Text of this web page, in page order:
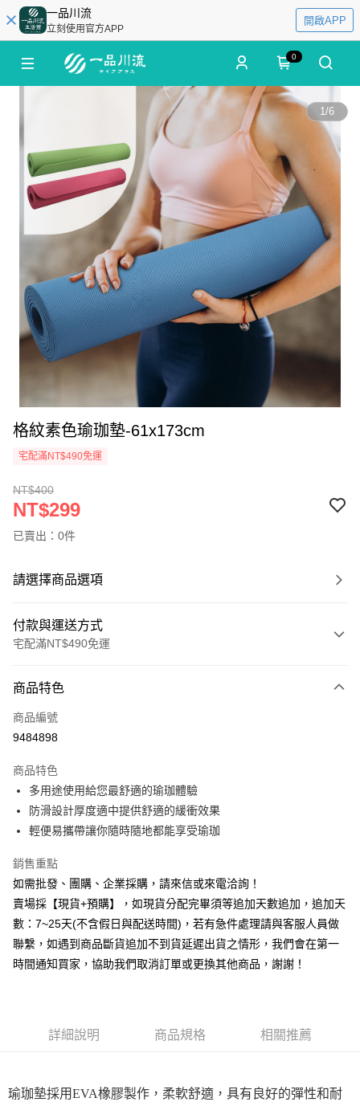
一品川流
立刻使用官方APP
開啟APP
0
1/6
格紋素色瑜珈墊-61x173cm
宅配滿NT$490免運
NT$400
NT$299
已賣出：0件
請選擇商品選項
付款與運送方式
宅配滿NT$490免運
信用卡一次付款
信用卡分期付款
合作金庫商業銀行
華南商業銀行
彰化商業銀行
上海商業儲蓄銀行
台北富邦商業銀行
國泰世華商業銀行
兆豐國際商業銀行
匯豐（台灣）商業銀行
聯邦商業銀行
遠東國際商業銀行
元大商業銀行
永豐商業銀行
台新國際商業銀行
中國信託商業銀行
台灣樂天信用卡公司
6 期 0 利率 每期
華南商業銀行
彰化商業銀行
上海商業儲蓄銀行
台北富邦商業銀行
臺灣中小企業銀行
匯豐（台灣）商業銀行
華泰商業銀行
聯邦商業銀行
遠東國際商業銀行
元大商業銀行
永豐商業銀行
玉山商業銀行
星展（台灣）商業銀行
台灣樂天信用卡公司
12 期 0 利率 每期NT$24
合作金庫商業銀行
第一商業銀行
上海商業儲蓄銀行
國泰世華商業銀行
兆豐國際商業銀行
臺灣中小企業銀行
台中商業銀行
匯豐（台灣）商業銀行
華泰商業銀行
聯邦商業銀行
遠東國際商業銀行
元大商業銀行
永豐商業銀行
玉山商業銀行
星展（台灣）商業銀行
LINE Pay
Apple Pay
街口支付
悠遊付
全盈+PAY
AFTEE先享後付是「在收到商品之後才付款」的支付方式。 讓您購物簡單
３．安心：先確認商品／服務後，再付款。
ATM付款
運送方式
商品特色
商品編號
9484898
商品特色
多用途使用給您最舒適的瑜珈體驗
防滑設計厚度適中提供舒適的緩衝效果
輕便易攜帶讓你隨時隨地都能享受瑜珈
銷售重點
如需批發、團購、企業採購，請來信或來電洽詢！
賣場採【現貨+預購】，如現貨分配完畢須等追加天數追加，追加天
數：7~25天(不含假日與配送時間)，若有急件處理請與客服人員做
聯繫，如遇到商品斷貨追加不到貨延遲出貨之情形，我們會在第一
時間通知買家，協助我們取消訂單或更換其他商品，謝謝！
詳細說明 商品規格 相關推薦
瑜珈墊採用EVA橡膠製作，柔軟舒適，具有良好的彈性和耐